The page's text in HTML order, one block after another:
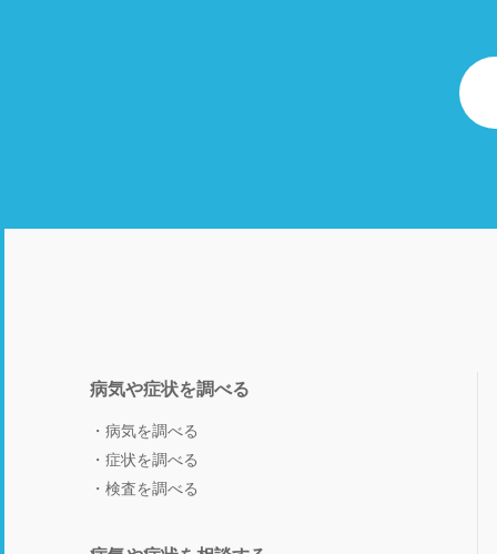
病気や症状を調べる
病気を調べる
症状を調べる
検査を調べる